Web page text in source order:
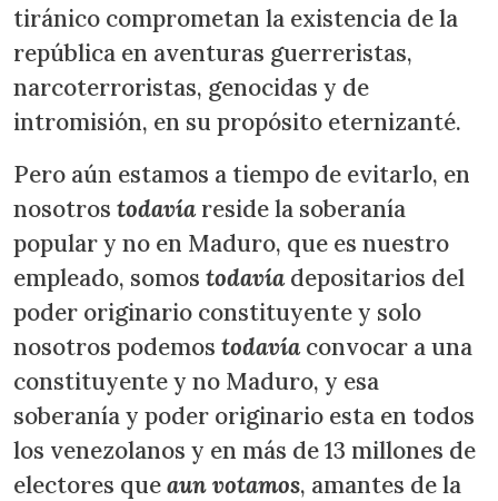
tiránico comprometan la existencia de la
república en aventuras guerreristas,
narcoterroristas, genocidas y de
intromisión, en su propósito eternizanté.
Pero aún estamos a tiempo de evitarlo, en
nosotros todavíareside la soberanía
popular y no en Maduro, que es nuestro
empleado, somos todavíadepositarios del
poder originario constituyente y solo
nosotros podemos todavía convocar a una
constituyente y no Maduro, y esa
soberanía y poder originario esta en todos
los venezolanos y en más de 13 millones de
electores queaun votamos, amantes de la